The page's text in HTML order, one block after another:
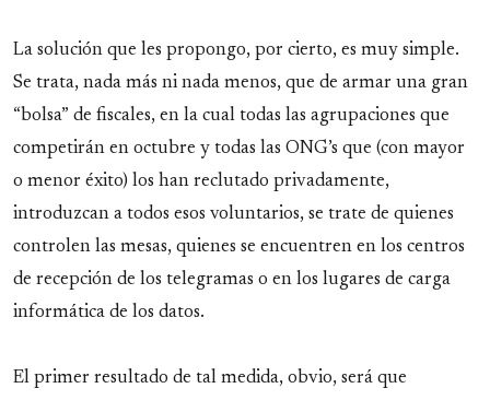
La solución que les propongo, por cierto, es muy simple.
Se trata, nada más ni nada menos, que de armar una gran
“bolsa” de fiscales, en la cual todas las agrupaciones que
competirán en octubre y todas las ONG’s que (con mayor
o menor éxito) los han reclutado privadamente,
introduzcan a todos esos voluntarios, se trate de quienes
controlen las mesas, quienes se encuentren en los centros
de recepción de los telegramas o en los lugares de carga
informática de los datos.
El primer resultado de tal medida, obvio, será que